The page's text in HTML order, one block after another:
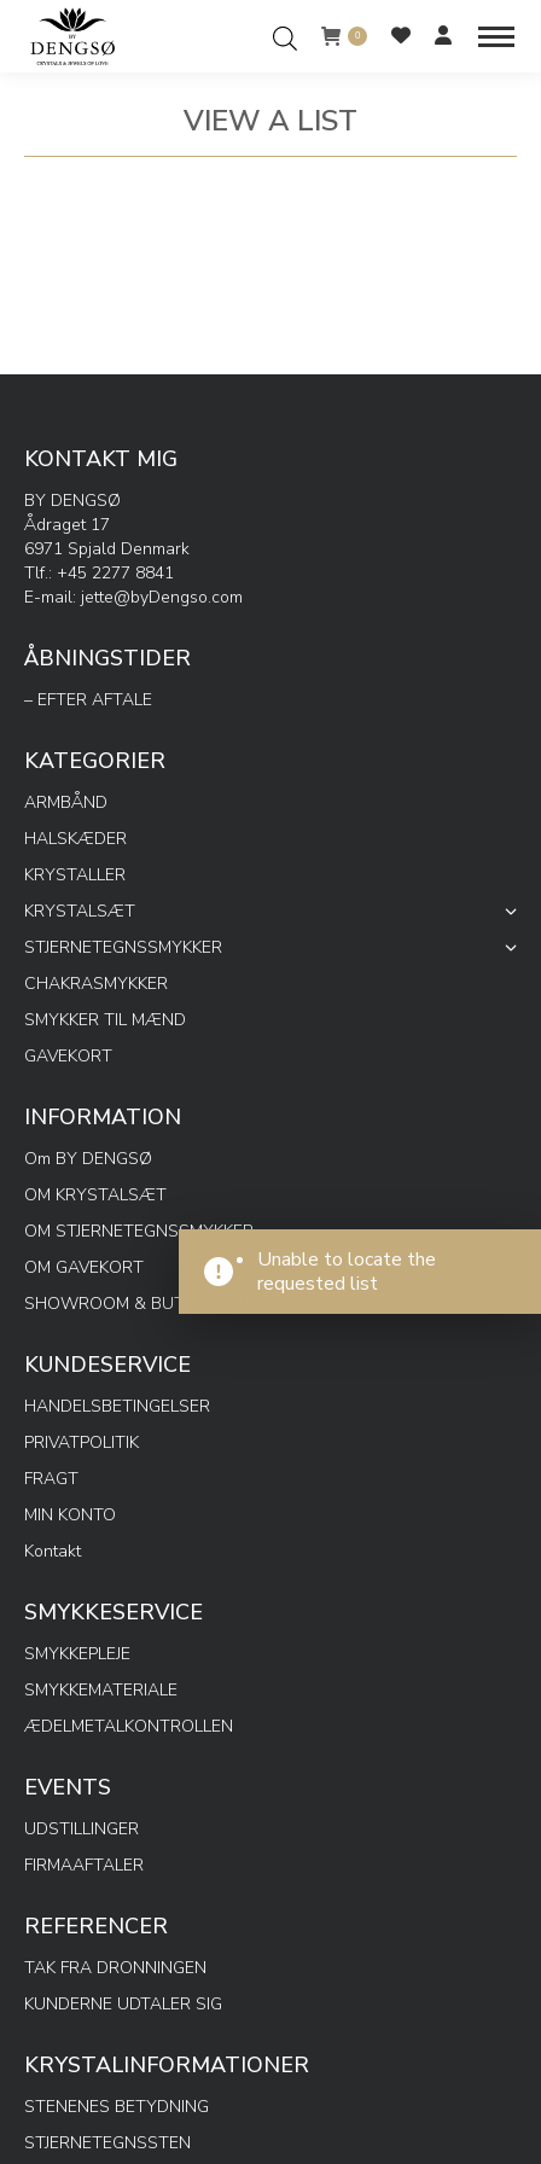
0
VIEW A LIST
You are here:
Unable to locate the
requested list
KONTAKT MIG
BY DENGSØ
Ådraget 17
6971 Spjald Denmark
Tlf.: +45 2277 8841
E-mail: jette@byDengso.com
ÅBNINGSTIDER
– EFTER AFTALE
KATEGORIER
ARMBÅND
HALSKÆDER
KRYSTALLER
KRYSTALSÆT
STJERNETEGNSSMYKKER
CHAKRASMYKKER
SMYKKER TIL MÆND
GAVEKORT
INFORMATION
Om BY DENGSØ
OM KRYSTALSÆT
OM STJERNETEGNSSMYKKER
OM GAVEKORT
SHOWROOM & BUTIK SPOTON
KUNDESERVICE
HANDELSBETINGELSER
PRIVATPOLITIK
FRAGT
MIN KONTO
Kontakt
SMYKKESERVICE
SMYKKEPLEJE
SMYKKEMATERIALE
ÆDELMETALKONTROLLEN
EVENTS
UDSTILLINGER
FIRMAAFTALER
REFERENCER
TAK FRA DRONNINGEN
KUNDERNE UDTALER SIG
KRYSTALINFORMATIONER
STENENES BETYDNING
STJERNETEGNSSTEN